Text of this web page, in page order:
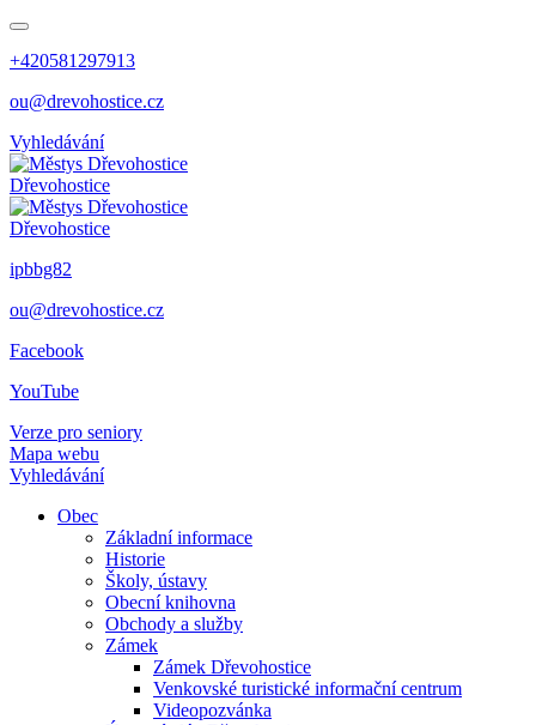
+420581297913
ou@drevohostice.cz
Vyhledávání
Dřevohostice
Dřevohostice
ipbbg82
ou@drevohostice.cz
Facebook
YouTube
Verze pro seniory
Mapa webu
Vyhledávání
Obec
Základní informace
Historie
Školy, ústavy
Obecní knihovna
Obchody a služby
Zámek
Zámek Dřevohostice
Venkovské turistické informační centrum
Videopozvánka